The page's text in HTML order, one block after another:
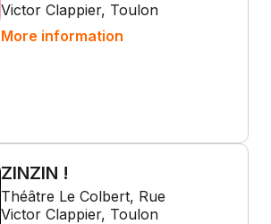
Victor Clappier, Toulon
More information
ZINZIN !
Théâtre Le Colbert, Rue
Victor Clappier, Toulon